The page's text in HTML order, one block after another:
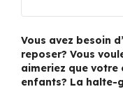
Vous avez besoin
reposer? Vous
aimeriez que votre
enfants? La halte-